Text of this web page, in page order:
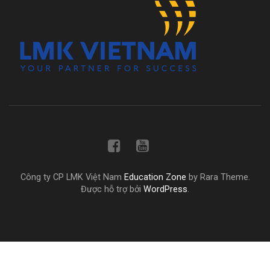
Công ty CP LMK Việt Nam Education Zone by Rara Theme.
Được hỗ trợ bởi WordPress.